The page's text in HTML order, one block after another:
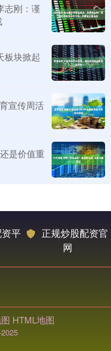
志刚：谨
板块掀起
宣传周活
是价值重
平
正规炒股配资官
网
HTML地图